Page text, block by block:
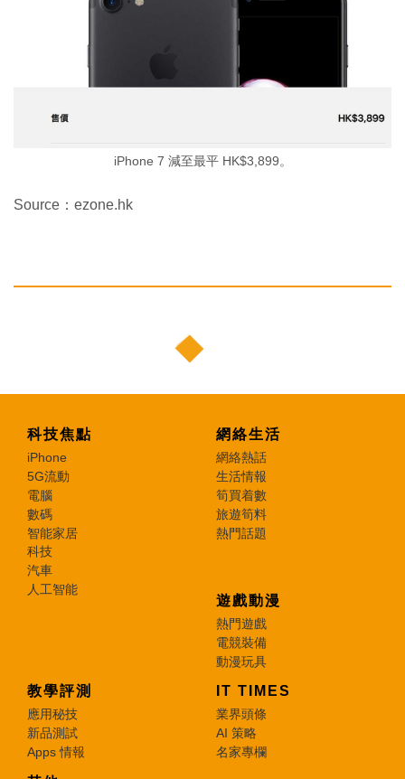
iPhone 7 減至最平 HK$3,899。
Source：ezone.hk
科技焦點
iPhone
5G流動
電腦
數碼
智能家居
科技
汽車
人工智能
網絡生活
網絡熱話
生活情報
筍買着數
旅遊筍料
熱門話題
遊戲動漫
熱門遊戲
電競裝備
動漫玩具
教學評測
應用秘技
新品測試
Apps 情報
IT TIMES
業界頭條
AI 策略
名家專欄